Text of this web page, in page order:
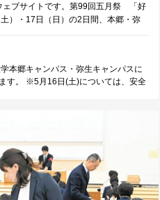
ェブサイトです。第99回五月祭 「好
）・17日（日）の2日間、本郷・弥
本郷キャンパス・弥生キャンパスに
す。 ※5月16日(土)については、安全
多くの学生・中高生・家族連れでに
学術企画など、"受験勉強の先にある
五月祭の大きな魅力の一つです。大
ん追求し、仲間と共に企画やパフォ
こにはあるはずでした。 今年も、五
間と熱意を捧げ、準備を重ねていた